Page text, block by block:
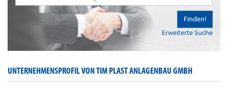
Erweiterte Suche
Finden!
UNTERNEHMENSPROFIL VON TIM PLAST ANLAGENBAU GMBH